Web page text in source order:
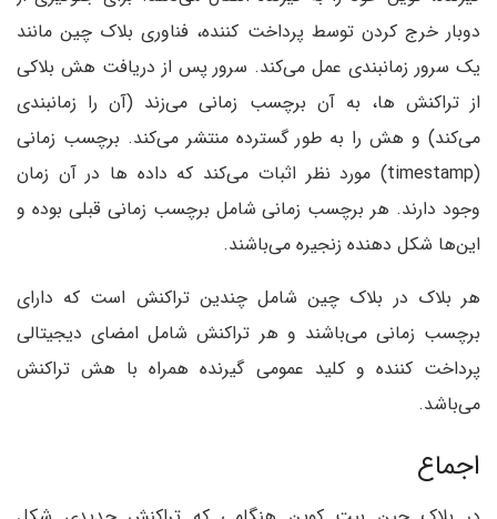
دوبار خرج کردن توسط پرداخت کننده، فناوری بلاک چین مانند
یک سرور زمانبندی عمل می‌کند. سرور پس از دریافت هش بلاکی
از تراکنش ها، به آن برچسب زمانی می‌زند (آن را زمانبندی
می‌کند) و هش را به طور گسترده منتشر می‌کند. برچسب زمانی
(timestamp) مورد نظر اثبات می‌کند که داده ها در آن زمان
وجود دارند. هر برچسب زمانی شامل برچسب زمانی قبلی بوده و
این‌ها شکل دهنده زنجیره می‌باشند.
هر بلاک در بلاک‌ چین شامل چندین تراکنش است که دارای
برچسب زمانی می‌باشند و هر تراکنش شامل امضای دیجیتالی
پرداخت کننده و کلید عمومی گیرنده همراه با هش تراکنش
می‌باشد.
اجماع